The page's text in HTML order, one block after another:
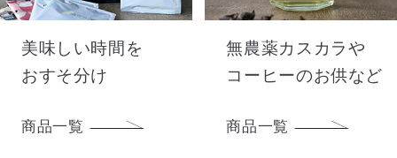
美味しい時間を
おすそ分け
商品一覧
無農薬カスカラや
コーヒーのお供など
商品一覧